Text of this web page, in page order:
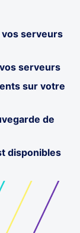
serveurs
serveurs
sur votre
de
disponibles